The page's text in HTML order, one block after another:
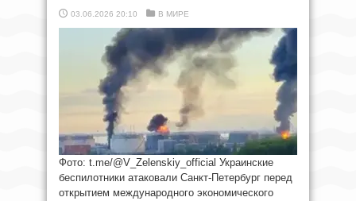
03.06.2026 20:10 В МИРЕ
Фото: t.me/@V_Zelenskiy_official Украинские
беспилотники атаковали Санкт-Петербург перед
открытием международного экономического